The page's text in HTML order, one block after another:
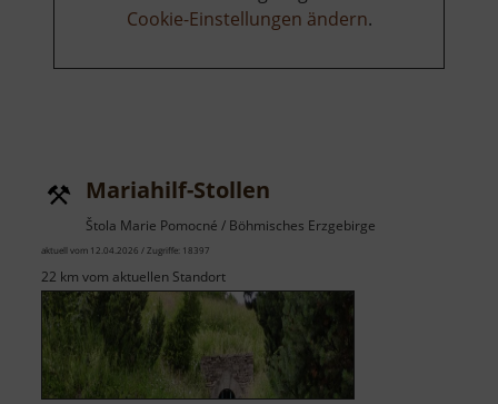
Cookie-Einstellungen ändern.
Mariahilf-Stollen
Štola Marie Pomocné / Böhmisches Erzgebirge
aktuell vom 12.04.2026 / Zugriffe: 18397
22 km vom aktuellen Standort